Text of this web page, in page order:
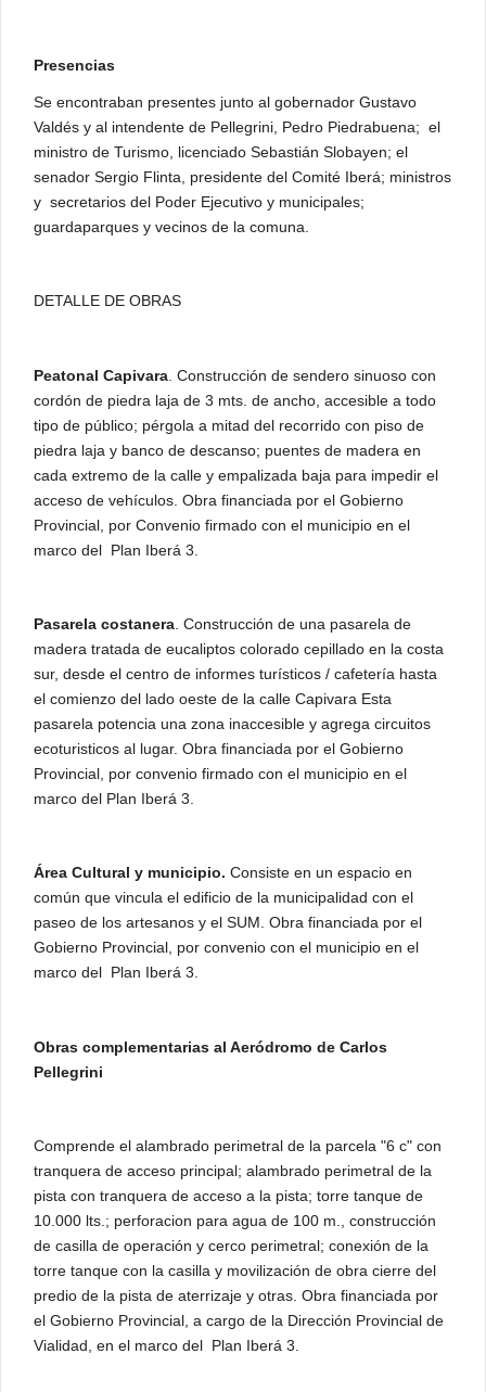
Presencias
Se encontraban presentes junto al gobernador Gustavo
Valdés y al intendente de Pellegrini, Pedro Piedrabuena; el
ministro de Turismo, licenciado Sebastián Slobayen; el
senador Sergio Flinta, presidente del Comité Iberá; ministros
y secretarios del Poder Ejecutivo y municipales;
guardaparques y vecinos de la comuna.
DETALLE DE OBRAS
Peatonal Capivara . Construcción de sendero sinuoso con
cordón de piedra laja de 3 mts. de ancho, accesible a todo
tipo de público; pérgola a mitad del recorrido con piso de
piedra laja y banco de descanso; puentes de madera en
cada extremo de la calle y empalizada baja para impedir el
acceso de vehículos. Obra financiada por el Gobierno
Provincial, por Convenio firmado con el municipio en el
marco del Plan Iberá 3.
Pasarela costanera . Construcción de una pasarela de
madera tratada de eucaliptos colorado cepillado en la costa
sur, desde el centro de informes turísticos / cafetería hasta
el comienzo del lado oeste de la calle Capivara Esta
pasarela potencia una zona inaccesible y agrega circuitos
ecoturisticos al lugar. Obra financiada por el Gobierno
Provincial, por convenio firmado con el municipio en el
marco del Plan Iberá 3.
Área Cultural y municipio. Consiste en un espacio en
común que vincula el edificio de la municipalidad con el
paseo de los artesanos y el SUM. Obra financiada por el
Gobierno Provincial, por convenio con el municipio en el
marco del Plan Iberá 3.
Obras complementarias al Aeródromo de Carlos
Pellegrini
Comprende el alambrado perimetral de la parcela "6 c" con
tranquera de acceso principal; alambrado perimetral de la
pista con tranquera de acceso a la pista; torre tanque de
10.000 lts.; perforacion para agua de 100 m., construcción
de casilla de operación y cerco perimetral; conexión de la
torre tanque con la casilla y movilización de obra cierre del
predio de la pista de aterrizaje y otras. Obra financiada por
el Gobierno Provincial, a cargo de la Dirección Provincial de
Vialidad, en el marco del Plan Iberá 3.